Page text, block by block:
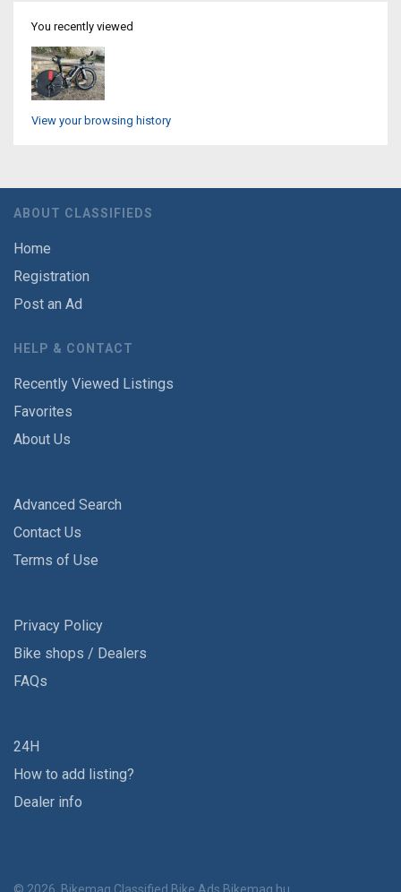
You recently viewed
View your browsing history
ABOUT CLASSIFIEDS
Home
Registration
Post an Ad
HELP & CONTACT
Recently Viewed Listings
Favorites
About Us
Advanced Search
Contact Us
Terms of Use
Privacy Policy
Bike shops / Dealers
FAQs
24H
How to add listing?
Dealer info